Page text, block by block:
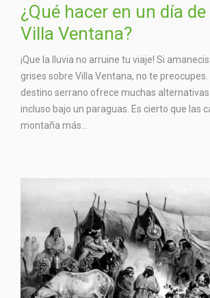
¿Qué hacer en un día
Villa Ventana?
¡Que la lluvia no arruine tu viaje! Si
grises sobre Villa Ventana, no te
destino serrano ofrece muchas
incluso bajo un paraguas. Es cierto que las
montaña más...